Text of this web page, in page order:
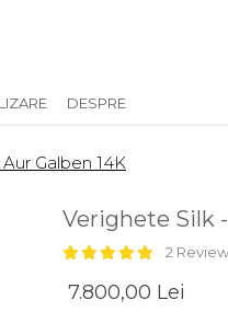
DESPRE
Galben 14K
Verighete Silk
2
7.800,00 Lei